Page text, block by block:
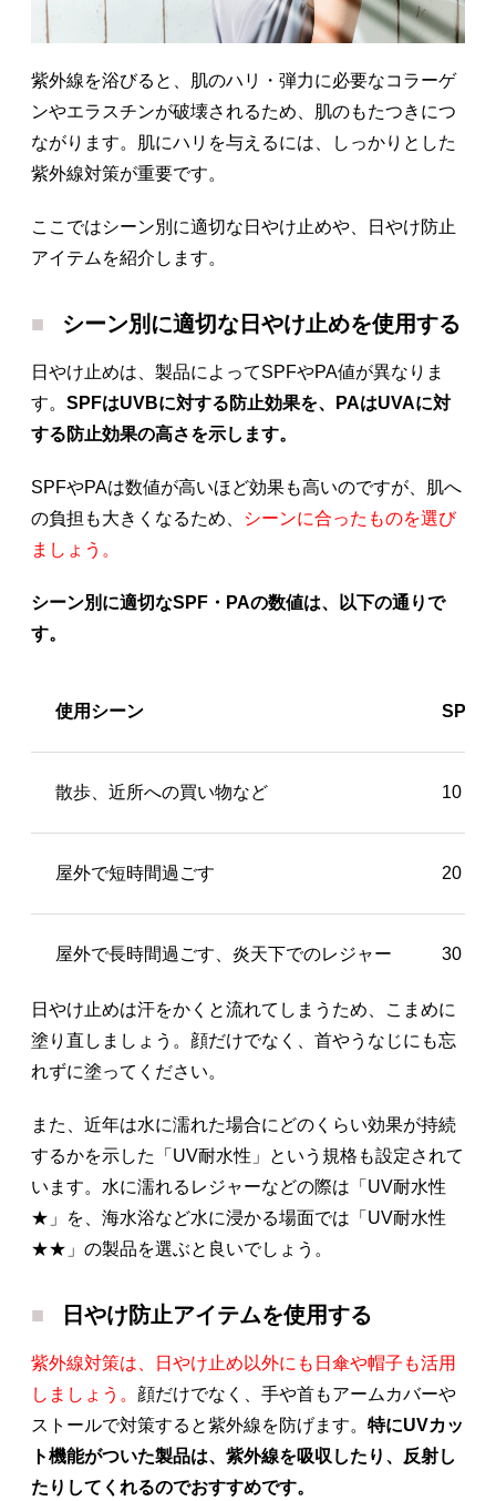
紫外線を浴びると、肌のハリ・弾力に必要なコラーゲ
ンやエラスチンが破壊されるため、肌のもたつきにつ
ながります。肌にハリを与えるには、しっかりとした
紫外線対策が重要です。
ここではシーン別に適切な日やけ止めや、日やけ防止
アイテムを紹介します。
シーン別に適切な日やけ止めを使用する
日やけ止めは、製品によってSPFやPA値が異なりま
す。 SPFはUVBに対する防止効果を、PAはUVAに対
する防止効果の高さを示します。
SPFやPAは数値が高いほど効果も高いのですが、肌へ
の負担も大きくなるため、
シーンに合ったものを選び
ましょう。
シーン別に適切なSPF・PAの数値は、以下の通りで
す。
使用シーン SPF
散歩、近所への買い物など 10～
屋外で短時間過ごす 20～
屋外で長時間過ごす、炎天下でのレジャー 30～
日やけ止めは汗をかくと流れてしまうため、こまめに
塗り直しましょう。顔だけでなく、首やうなじにも忘
れずに塗ってください。
また、近年は水に濡れた場合にどのくらい効果が持続
するかを示した「UV耐水性」という規格も設定されて
います。水に濡れるレジャーなどの際は「UV耐水性
★」を、海水浴など水に浸かる場面では「UV耐水性
★★」の製品を選ぶと良いでしょう。
日やけ防止アイテムを使用する
紫外線対策は、日やけ止め以外にも日傘や帽子も活用
しましょう。 顔だけでなく、手や首もアームカバーや
ストールで対策すると紫外線を防げます。 特にUVカッ
ト機能がついた製品は、紫外線を吸収したり、反射し
たりしてくれるのでおすすめです。